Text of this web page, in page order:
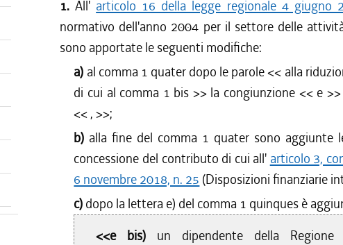
1.All' articolo 16 della legge regionale 4 giugno
normativo dell'anno 2004 per il settore delle
sono apportate le seguenti modifiche:
a) al comma 1 quater dopo le parole << alla
di cui al comma 1 bis >> la congiunzione << e
<<, >>;
b) alla fine del comma 1 quater sono aggiunte
concessione del contributo di cui all' articolo 3,
6 novembre 2018, n. 25 (Disposizioni finanziarie
c) dopo la lettera e) del comma 1 quinques è
<<e bis) un dipendente della